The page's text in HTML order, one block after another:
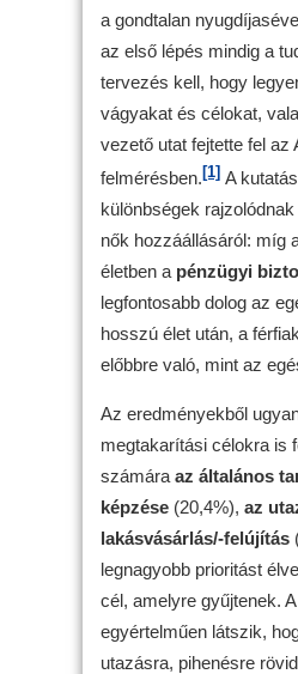
a gondtalan
az első lépés mindig a
tervezés kell, hogy
vágyakat és célokat,
vezető utat fejtette fel az
felmérésben. [1] A
különbségek
nők hozzáállásáról: míg
életben a pénzügyi
legfontosabb dolog az
hosszú élet után, a
előbbre való, mint az
Az eredményekből
megtakarítási célokra is
számára az általános
képzése (20,4%), az
lakásvásárlás/-felújítás
legnagyobb prioritást
cél, amelyre gyűjtenek.
egyértelműen látszik,
utazásra, pihenésre